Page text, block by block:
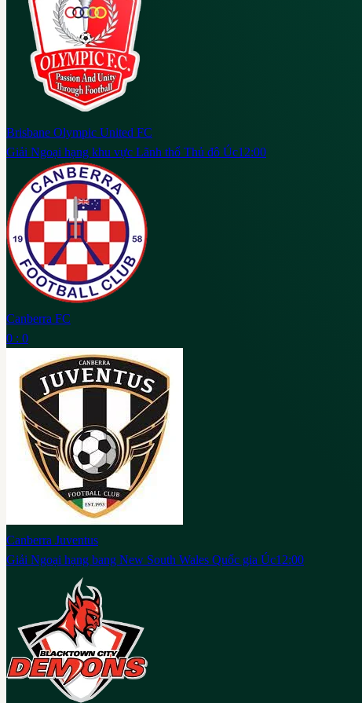
Brisbane Olympic United FC
Giải Ngoại hạng khu vực Lãnh thổ Thủ đô Úc12:00
Canberra FC
0 : 0
Canberra Juventus
Giải Ngoại hạng bang New South Wales Quốc gia Úc12:00